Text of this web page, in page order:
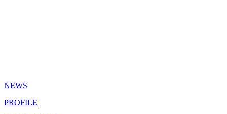
NEWS
PROFILE